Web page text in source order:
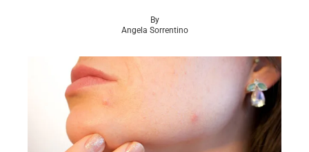
By
Angela Sorrentino